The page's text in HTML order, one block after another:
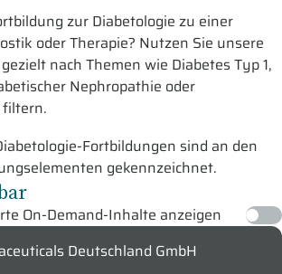
zur Diabetologie zu einer
oder Therapie? Nutzen Sie unsere
nach Themen wie Diabetes Typ 1,
Nephropathie oder
Fortbildungen sind an den
gekennzeichnet.
On-Demand-Inhalte anzeigen
Deutschland GmbH